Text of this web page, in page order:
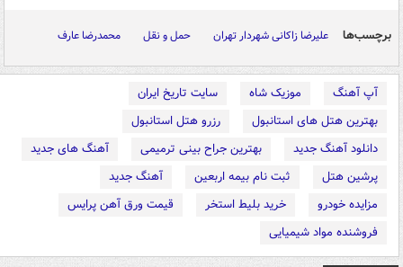
برچسب‌ها علیرضا زاکانی شهردار تهران حمل و نقل محمدرضا عارف
آپ آهنگ موزیک شاه
سایت تاریخ ایران
بهترین هتل های استانبول
رزرو هتل استانبول
دانلود آهنگ جدید
بهترین جراح بینی ترمیمی
آهنگ های جدید
پرشین هتل
ثبت نام بیمه اربعین
آهنگ جدید
مزایده خودرو
خرید بلیط استخر
قیمت ورق آهن پرایس
فروشنده مواد شیمیایی